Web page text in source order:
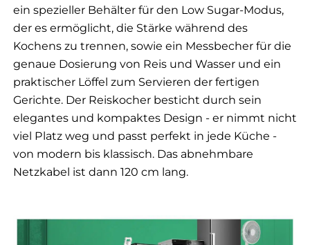
ein spezieller Behälter für den Low Sugar-Modus,
der es ermöglicht, die Stärke während des
Kochens zu trennen, sowie ein Messbecher für die
genaue Dosierung von Reis und Wasser und ein
praktischer Löffel zum Servieren der fertigen
Gerichte. Der Reiskocher besticht durch sein
elegantes und kompaktes Design - er nimmt nicht
viel Platz weg und passt perfekt in jede Küche -
von modern bis klassisch. Das abnehmbare
Netzkabel ist dann 120 cm lang.